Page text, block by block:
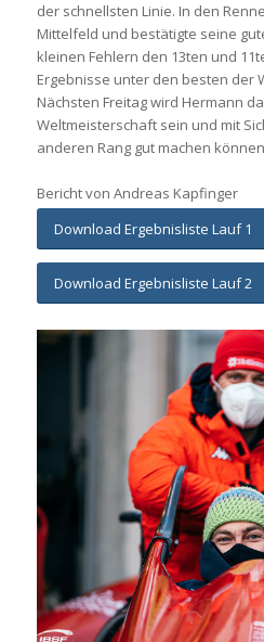
der schnellsten Linie. In den
Mittelfeld und bestätigte seine
kleinen Fehlern den 13ten und
Ergebnisse unter den besten der
Nächsten Freitag wird Hermann
Weltmeisterschaft sein und mit
anderen Rang gut machen
Bericht von Andreas Kapfinger
Download Ergebnisliste Lauf 1
Download Ergebnisliste Lauf 2